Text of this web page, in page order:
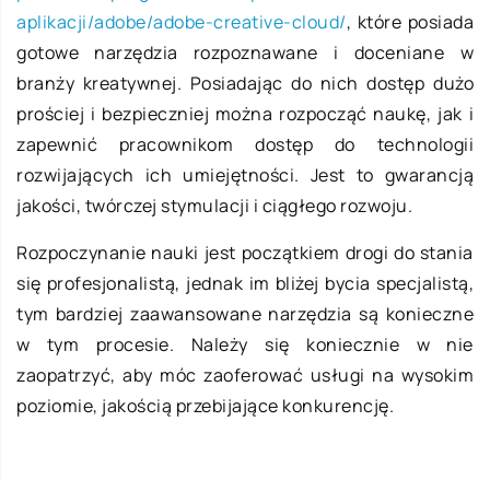
aplikacji/adobe/adobe-creative-cloud/, które posiada
gotowe narzędzia rozpoznawane i doceniane w
branży kreatywnej. Posiadając do nich dostęp dużo
prościej i bezpieczniej można rozpocząć naukę, jak i
zapewnić pracownikom dostęp do technologii
rozwijających ich umiejętności. Jest to gwarancją
jakości, twórczej stymulacji i ciągłego rozwoju.
Rozpoczynanie nauki jest początkiem drogi do stania
się profesjonalistą, jednak im bliżej bycia specjalistą,
tym bardziej zaawansowane narzędzia są konieczne
w tym procesie. Należy się koniecznie w nie
zaopatrzyć, aby móc zaoferować usługi na wysokim
poziomie, jakością przebijające konkurencję.